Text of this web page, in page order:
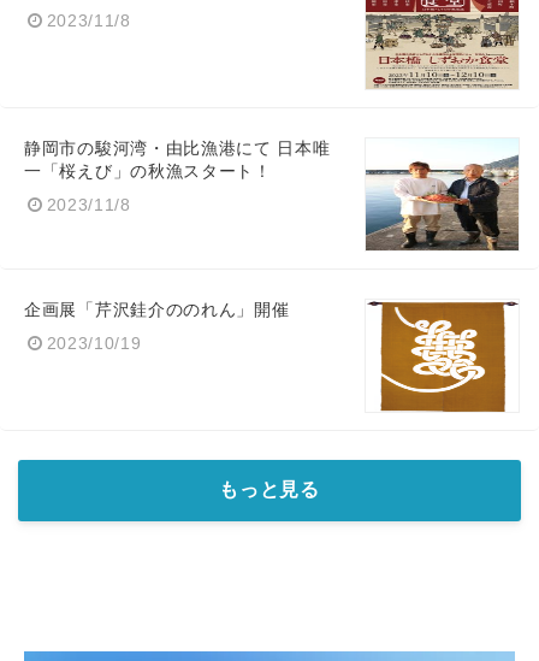
2023/11/8
静岡市の駿河湾・由比漁港にて 日本唯
一「桜えび」の秋漁スタート！
2023/11/8
企画展「芹沢銈介ののれん」開催
2023/10/19
もっと見る